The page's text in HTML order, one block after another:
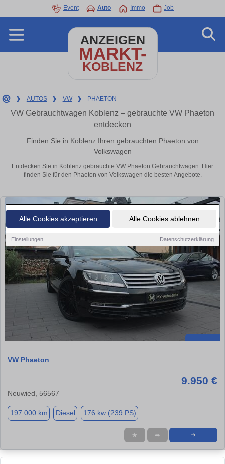
Alle Cookies akzeptieren Alle Cookies ablehnen
Einstellungen Datenschutzerklärung
Event Auto Immo Job
ANZEIGEN
MARKT-
KOBLENZ
❯ AUTOS ❯ VW ❯ PHAETON
VW Gebrauchtwagen Koblenz – gebrauchte VW Phaeton
entdecken
Finden Sie in Koblenz Ihren gebrauchten Phaeton von
Volkswagen
Entdecken Sie in Koblenz gebrauchte VW Phaeton Gebrauchtwagen. Hier
finden Sie für den Phaeton von Volkswagen die besten Angebote.
VW Phaeton
9.950 €
Neuwied, 56567
197.000 km Diesel 176 kw (239 PS)
★ ➦ ➜